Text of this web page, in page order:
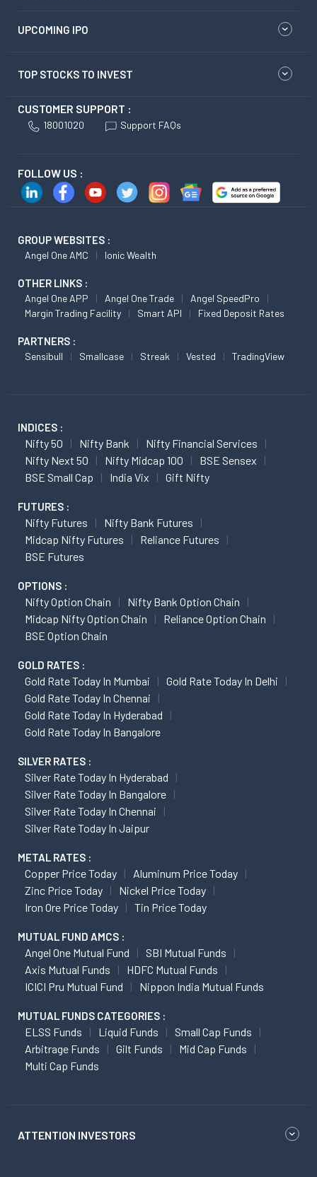
UPCOMING IPO
TOP STOCKS TO INVEST
CUSTOMER SUPPORT :
18001020 Support FAQs
FOLLOW US :
GROUP WEBSITES :
Angel One AMC Ionic Wealth
OTHER LINKS :
Angel One APP Angel One Trade
Angel SpeedPro
Margin Trading Facility
Smart API Fixed Deposit Rates
PARTNERS :
Sensibull Smallcase Streak Vested TradingView
INDICES :
Nifty 50 Nifty Bank
Nifty Financial Services
Nifty Next 50
Nifty Midcap 100
BSE Sensex
BSE Small Cap
India Vix Gift Nifty
FUTURES :
Nifty Futures
Nifty Bank Futures
Midcap Nifty Futures
Reliance Futures
BSE Futures
OPTIONS :
Nifty Option Chain
Nifty Bank Option Chain
Midcap Nifty Option Chain
Reliance Option Chain
BSE Option Chain
GOLD RATES :
Gold Rate Today In Mumbai
Gold Rate Today In Delhi
Gold Rate Today In Chennai
Gold Rate Today In Hyderabad
Gold Rate Today In Bangalore
SILVER RATES :
Silver Rate Today In Hyderabad
Silver Rate Today In Bangalore
Silver Rate Today In Chennai
Silver Rate Today In Jaipur
METAL RATES :
Copper Price Today
Aluminum Price Today
Zinc Price Today
Nickel Price Today
Iron Ore Price Today
Tin Price Today
MUTUAL FUND AMCS :
Angel One Mutual Fund
SBI Mutual Funds
Axis Mutual Funds
HDFC Mutual Funds
ICICI Pru Mutual Fund
Nippon India Mutual Funds
MUTUAL FUNDS CATEGORIES :
ELSS Funds Liquid Funds
Small Cap Funds
Arbitrage Funds
Gilt Funds
Mid Cap Funds
Multi Cap Funds
ATTENTION INVESTORS